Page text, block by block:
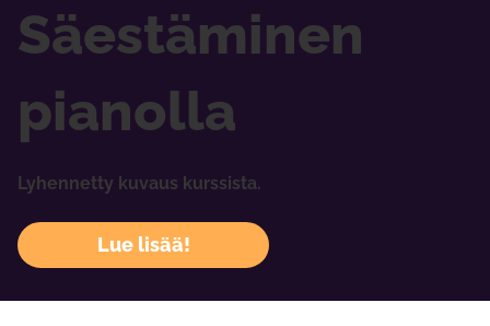
Säestäminen
pianolla
Lyhennetty kuvaus kurssista.
Lue lisää!